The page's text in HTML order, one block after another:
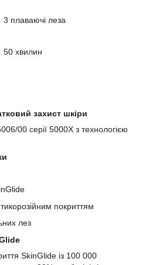
3 плаваючі леза
50 хвилин
захист шкіри
00​ серії 5000Х​ з технологією
покриттям
лез
SkinGlide із 100 000